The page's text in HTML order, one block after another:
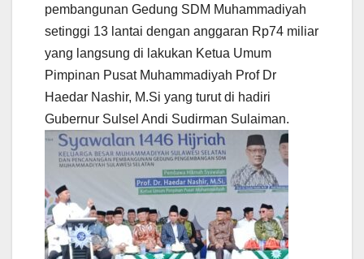
pembangunan Gedung SDM Muhammadiyah
setinggi 13 lantai dengan anggaran Rp74 miliar
yang langsung di lakukan Ketua Umum
Pimpinan Pusat Muhammadiyah Prof Dr
Haedar Nashir, M.Si yang turut di hadiri
Gubernur Sulsel Andi Sudirman Sulaiman.